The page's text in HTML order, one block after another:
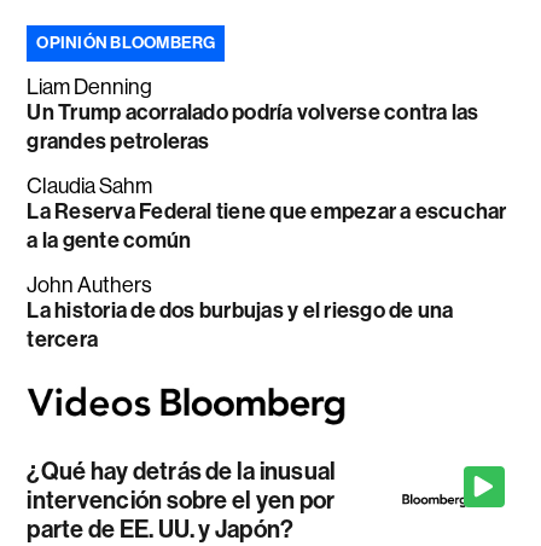
OPINIÓN BLOOMBERG
Liam Denning
Un Trump acorralado podría volverse contra las
grandes petroleras
Claudia Sahm
La Reserva Federal tiene que empezar a escuchar
a la gente común
John Authers
La historia de dos burbujas y el riesgo de una
tercera
¿Qué hay detrás de la inusual
intervención sobre el yen por
parte de EE. UU. y Japón?